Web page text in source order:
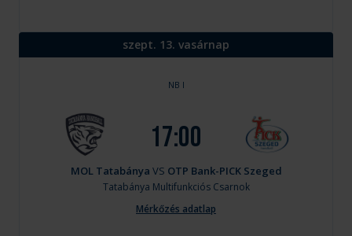
szept. 13. vasárnap
NB I
17:00
MOL Tatabánya VS OTP Bank-PICK Szeged
Tatabánya Multifunkciós Csarnok
Mérkőzés adatlap